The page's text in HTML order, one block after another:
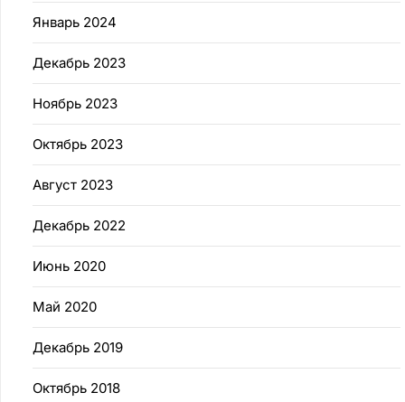
Январь 2024
Декабрь 2023
Ноябрь 2023
Октябрь 2023
Август 2023
Декабрь 2022
Июнь 2020
Май 2020
Декабрь 2019
Октябрь 2018